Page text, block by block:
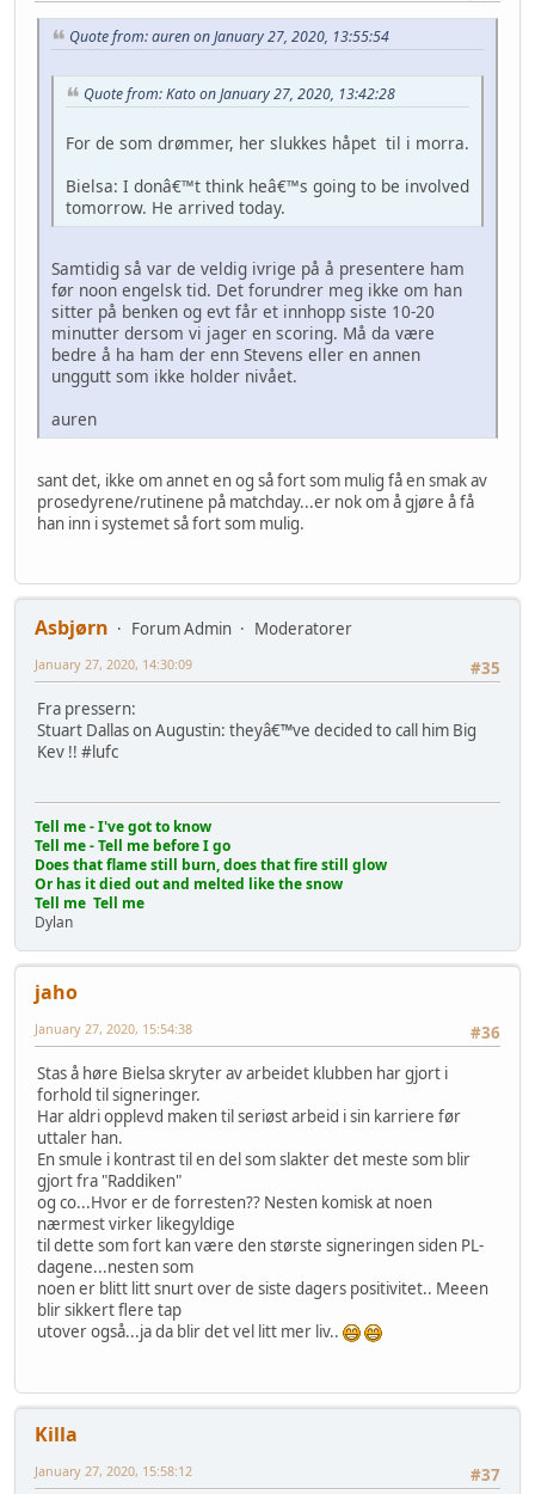
Quote from: auren on January 27, 2020, 13:55:54
Quote from: Kato on January 27, 2020, 13:42:28
For de som drømmer, her slukkes håpet til i morra.
Bielsa: I donâ€™t think heâ€™s going to be involved
tomorrow. He arrived today.
Samtidig så var de veldig ivrige på å presentere ham
før noon engelsk tid. Det forundrer meg ikke om han
sitter på benken og evt får et innhopp siste 10-20
minutter dersom vi jager en scoring. Må da være
bedre å ha ham der enn Stevens eller en annen
unggutt som ikke holder nivået.
auren
sant det, ikke om annet en og så fort som mulig få en smak av
prosedyrene/rutinene på matchday...er nok om å gjøre å få
han inn i systemet så fort som mulig.
Asbjørn Forum Admin
Moderatorer
#35
January 27, 2020, 14:30:09
Fra pressern:
Stuart Dallas on Augustin: theyâ€™ve decided to call him Big
Kev !! #lufc
Tell me - I've got to know
Tell me - Tell me before I go
Does that flame still burn, does that fire still glow
Or has it died out and melted like the snow
Tell me Tell me
Dylan
jaho
#36
January 27, 2020, 15:54:38
Stas å høre Bielsa skryter av arbeidet klubben har gjort i
forhold til signeringer.
Har aldri opplevd maken til seriøst arbeid i sin karriere før
uttaler han.
En smule i kontrast til en del som slakter det meste som blir
gjort fra "Raddiken"
og co...Hvor er de forresten?? Nesten komisk at noen
nærmest virker likegyldige
til dette som fort kan være den største signeringen siden PL-
dagene...nesten som
noen er blitt litt snurt over de siste dagers positivitet.. Meeen
blir sikkert flere tap
utover også...ja da blir det vel litt mer liv..
Killa
#37
January 27, 2020, 15:58:12